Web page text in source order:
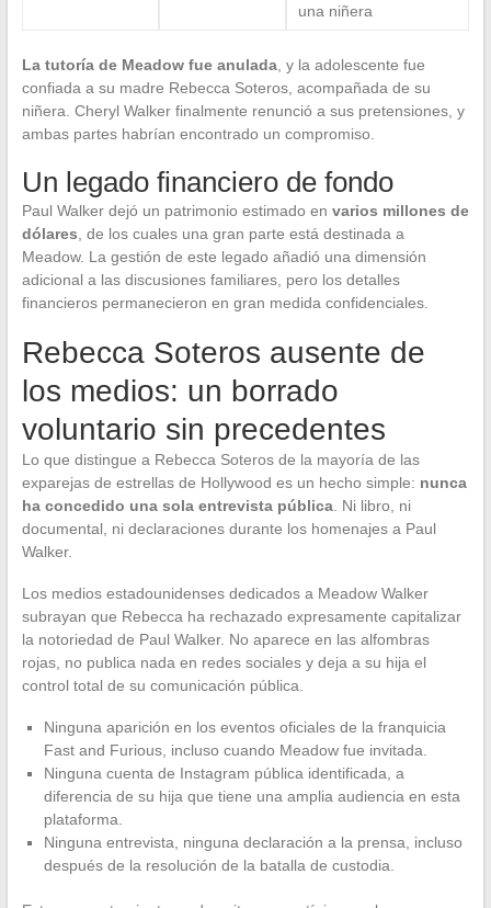
una niñera
La tutoría de Meadow fue anulada, y la adolescente fue
confiada a su madre Rebecca Soteros, acompañada de su
niñera. Cheryl Walker finalmente renunció a sus pretensiones, y
ambas partes habrían encontrado un compromiso.
Un legado financiero de fondo
Paul Walker dejó un patrimonio estimado en varios millones de
dólares, de los cuales una gran parte está destinada a
Meadow. La gestión de este legado añadió una dimensión
adicional a las discusiones familiares, pero los detalles
financieros permanecieron en gran medida confidenciales.
Rebecca Soteros ausente de
los medios: un borrado
voluntario sin precedentes
Lo que distingue a Rebecca Soteros de la mayoría de las
exparejas de estrellas de Hollywood es un hecho simple: nunca
ha concedido una sola entrevista pública. Ni libro, ni
documental, ni declaraciones durante los homenajes a Paul
Walker.
Los medios estadounidenses dedicados a Meadow Walker
subrayan que Rebecca ha rechazado expresamente capitalizar
la notoriedad de Paul Walker. No aparece en las alfombras
rojas, no publica nada en redes sociales y deja a su hija el
control total de su comunicación pública.
Ninguna aparición en los eventos oficiales de la franquicia
Fast and Furious, incluso cuando Meadow fue invitada.
Ninguna cuenta de Instagram pública identificada, a
diferencia de su hija que tiene una amplia audiencia en esta
plataforma.
Ninguna entrevista, ninguna declaración a la prensa, incluso
después de la resolución de la batalla de custodia.